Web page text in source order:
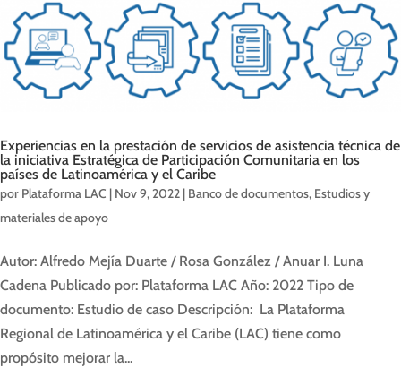
Experiencias en la prestación de servicios de asistencia técnica de
la iniciativa Estratégica de Participación Comunitaria en los
países de Latinoamérica y el Caribe
por Plataforma LAC | Nov 9, 2022 | Banco de documentos, Estudios y
materiales de apoyo
Autor: Alfredo Mejía Duarte / Rosa González / Anuar I. Luna
Cadena Publicado por: Plataforma LAC Año: 2022 Tipo de
documento: Estudio de caso Descripción: La Plataforma
Regional de Latinoamérica y el Caribe (LAC) tiene como
propósito mejorar la...